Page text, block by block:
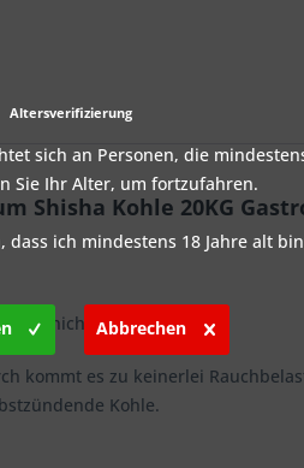
Shisha Kohle 20KG
nicht.
kommt es zu keinerlei
Kohle.
Altersverifizierung
sich an Personen, die
Sie Ihr Alter, um fortzufahren.
dass ich mindestens 18 Jahre alt
Abbrechen